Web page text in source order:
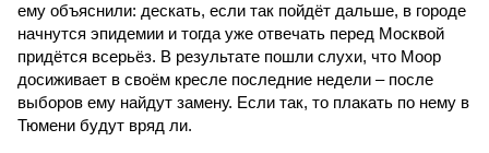
ему объяснили: дескать, если так пойдёт дальше, в городе
начнутся эпидемии и тогда уже отвечать перед Москвой
придётся всерьёз. В результате пошли слухи, что Моор
досиживает в своём кресле последние недели – после
выборов ему найдут замену. Если так, то плакать по нему в
Тюмени будут вряд ли.